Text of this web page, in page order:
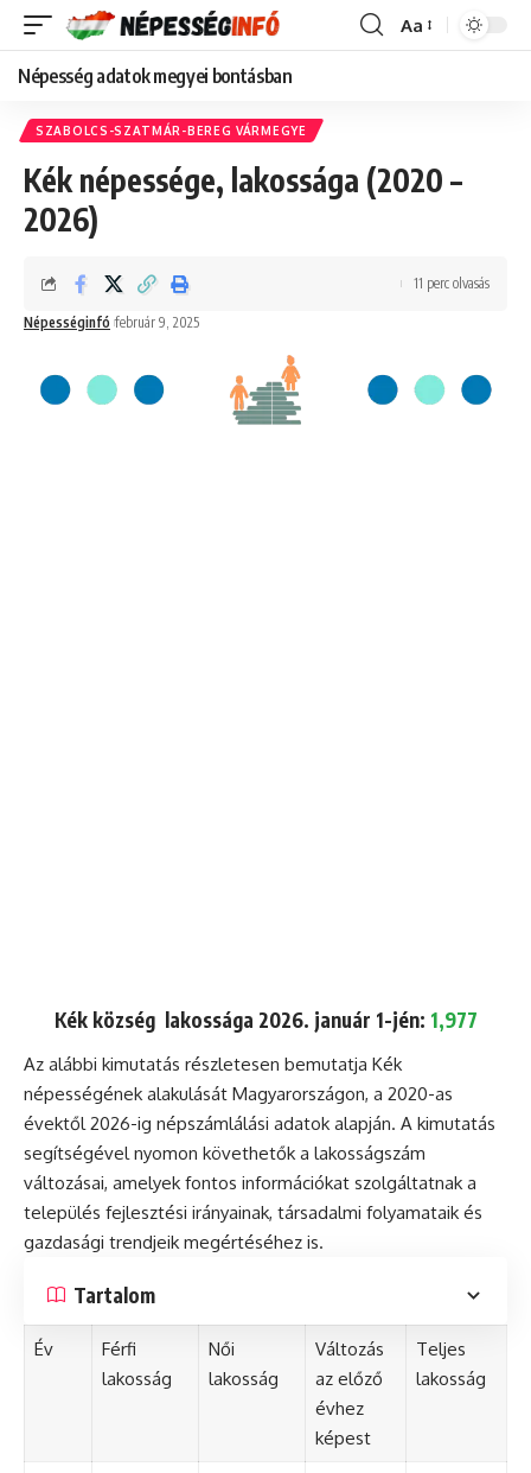
Font
Aa
Népesség adatok megyei bontásban
SZABOLCS-SZATMÁR-BEREG VÁRMEGYE
Kék népessége, lakossága (2020 –
2026)
Népességinfó február 9, 2025
11 perc olvasás
Kék község lakossága 2026. január 1-jén: 1,977
Az alábbi kimutatás részletesen bemutatja Kék
népességének alakulását Magyarországon, a 2020-as
évektől 2026-ig népszámlálási adatok alapján. A kimutatás
segítségével nyomon követhetők a lakosságszám
változásai, amelyek fontos információkat szolgáltatnak a
település fejlesztési irányainak, társadalmi folyamataik és
gazdasági trendjeik megértéséhez is.
Tartalom
Év
Férfi
lakosság
Női
lakosság
Változás
az előző
évhez
képest
Teljes
lakosság